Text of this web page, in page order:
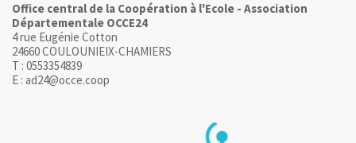
Office central de la Coopération à l'Ecole - Association
Départementale OCCE24
4 rue Eugénie Cotton
24660 COULOUNIEIX-CHAMIERS
T : 0553354839
E : ad24@occe.coop